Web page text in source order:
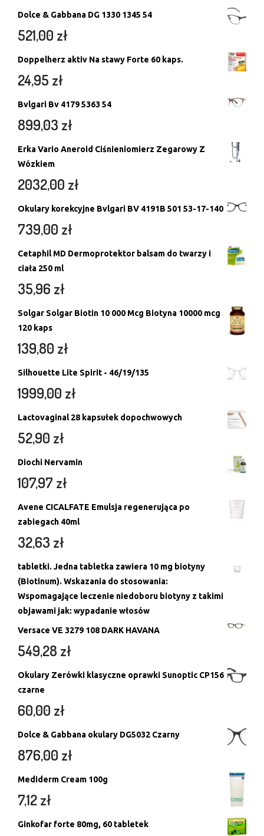
Dolce & Gabbana DG 1330 1345 54
521,00 zł
Doppelherz aktiv Na stawy Forte 60 kaps.
24,95 zł
Bvlgari Bv 4179 5363 54
899,03 zł
Erka Vario Aneroid Ciśnieniomierz Zegarowy Z
Wózkiem
2032,00 zł
Okulary korekcyjne Bvlgari BV 4191B 501 53-17-140
739,00 zł
Cetaphil MD Dermoprotektor balsam do twarzy i
ciała 250 ml
35,96 zł
Solgar Solgar Biotin 10 000 Mcg Biotyna 10000 mcg
120 kaps
139,80 zł
Silhouette Lite Spirit - 46/19/135
1999,00 zł
Lactovaginal 28 kapsułek dopochwowych
52,90 zł
Diochi Nervamin
107,97 zł
Avene CICALFATE Emulsja regenerująca po
zabiegach 40ml
32,63 zł
tabletki. Jedna tabletka zawiera 10 mg biotyny
(Biotinum). Wskazania do stosowania:
Wspomagające leczenie niedoboru biotyny z takimi
objawami jak: wypadanie włosów
Versace VE 3279 108 DARK HAVANA
549,28 zł
Okulary Zerówki klasyczne oprawki Sunoptic CP156
czarne
60,00 zł
Dolce & Gabbana okulary DG5032 Czarny
876,00 zł
Mediderm Cream 100g
7,12zł
Ginkofar forte 80mg, 60 tabletek